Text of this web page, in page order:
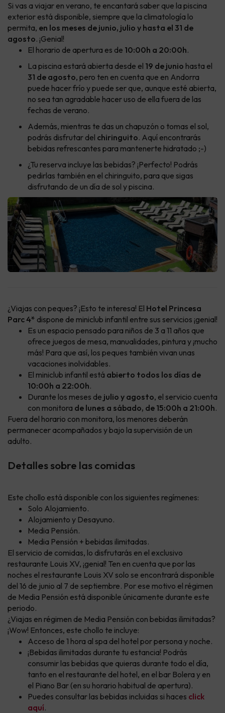
Si vas a viajar en verano, te encantará saber que la piscina
exterior está disponible, siempre que la climatología lo
permita, en los meses de junio, julio y hasta el 31 de
agosto. ¡Genial!
El horario de apertura es de 10:00h a 20:00h.
La piscina estará abierta desde el 19 de junio hasta el
31 de agosto, pero ten en cuenta que en Andorra
puede hacer frío y puede ser que, aunque esté abierta,
no sea tan agradable hacer uso de ella fuera de las
fechas de verano.
Además, mientras te das un chapuzón o tomas el sol,
podrás disfrutar del chiringuito. Aquí encontrarás
bebidas refrescantes para mantenerte hidratado ;-)
¿Tu reserva incluye las bebidas? ¡Perfecto! Podrás
pedirlas también en el chiringuito, para que sigas
disfrutando de un día de sol y piscina.
¿Viajas con peques? ¡Esto te interesa! El Hotel Princesa
Parc 4* dispone de miniclub infantil entre sus servicios ¡genial!
Es un espacio pensado para niños de 3 a 11 años que
ofrece juegos de mesa, manualidades, pintura y ¡mucho
más! Para que así, los peques también vivan unas
vacaciones inolvidables.
El miniclub infantil está abierto todos los días de
10:00h a 22:00h.
Durante los meses de julio y agosto, el servicio cuenta
con monitora de lunes a sábado, de 15:00h a 21:00h.
Fuera del horario con monitora, los menores deberán
permanecer acompañados y bajo la supervisión de un
adulto.
Detalles sobre las comidas
Este chollo está disponible con los siguientes regímenes:
Solo Alojamiento.
Alojamiento y Desayuno.
Media Pensión.
Media Pensión + bebidas ilimitadas.
El servicio de comidas, lo disfrutarás en el exclusivo
restaurante Louis XV, ¡genial! Ten en cuenta que por las
noches el restaurante Louis XV solo se encontrará disponible
del 16 de junio al 7 de septiembre. Por ese motivo el régimen
de Media Pensión está disponible únicamente durante este
periodo.
¿Viajas en régimen de Media Pensión con bebidas ilimitadas?
¡Wow! Entonces, este chollo te incluye:
Acceso de 1 hora al spa del hotel por persona y noche.
¡Bebidas ilimitadas durante tu estancia! Podrás
consumir las bebidas que quieras durante todo el día,
tanto en el restaurante del hotel, en el bar Bolera y en
el Piano Bar (en su horario habitual de apertura).
Puedes consultar las bebidas incluidas si haces click
aquí.